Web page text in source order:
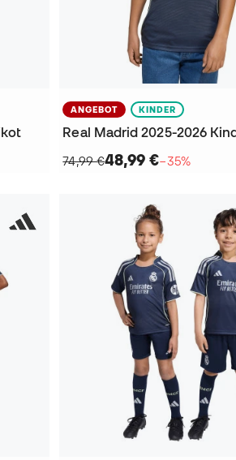
ANGEBOT KINDER
Real Madrid 2025-2026
74,99 €48,99 €−35%